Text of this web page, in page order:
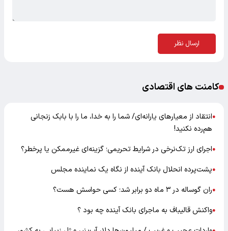
ارسال نظر
کامنت های اقتصادی
●انتقاد از معیارهای یارانه‌ای/ شما را به خدا، ما را با بابک زنجانی
هم‌رده نکنید!
●اجرای ارز تک‌نرخی در شرایط تحریمی؛ گزینه‌ای غیرممکن یا پرخطر؟
●پشت‌پرده انحلال بانک آینده از نگاه یک نماینده مجلس
●ران گوساله در ۳ ماه دو برابر شد؛ کسی حواسش هست؟
●واکنش قالیباف به ماجرای بانک آینده چه بود ؟